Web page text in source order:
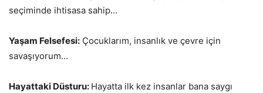
seçiminde ihtisasa sahip…
Yaşam Felsefesi: Çocuklarım, insanlık ve çevre için
savaşıyorum…
Hayattaki Düsturu: Hayatta ilk kez insanlar bana saygı